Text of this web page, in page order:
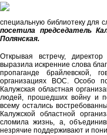
специальную библиотеку для
посетила председатель
Полянская.
Открывая встречу,
выразила искренние слова
пропаганде брайлевской,
организациях ВОС. Особо
Калужская областная
людей, прошедших войну и
всему остались
Калужской областной
сломила жизнь, а,
незрячие поддерживают и